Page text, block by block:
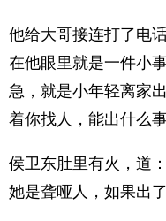
他给大哥接连打了电
在他眼里就是一件小
急，就是小年轻离家
着你找人，能出什么
侯卫东肚里有火，道
她是聋哑人，如果出